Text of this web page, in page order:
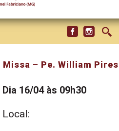
Missa – Pe. William Pires
Dia 16/04 às 09h30
Local: